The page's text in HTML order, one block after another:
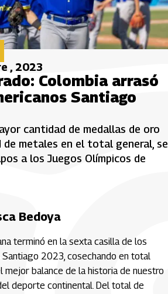
, 2023
Colombia arrasó
Santiago
cantidad de medallas de oro
de metales en el total general, se
a los Juegos Olímpicos de
Bedoya
terminó en la sexta casilla de los
Santiago 2023, cosechando en total
mejor balance de la historia de nuestro
deporte continental. Del total de